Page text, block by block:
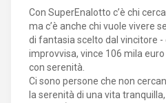
responsabilità. Il suo mestiere
spesso lontano da casa per
impegnativi e pause sempre
riservata, gentile e disponibile,
difficoltà con determinazione,
verso la famiglia e verso chi
una quotidianità concreta,
Con SuperEnalotto c’è chi
ma c’è anche chi vuole vivere
di fantasia scelto dal vincitore -
improvvisa, vince 106 mila
con serenità.
Ci sono persone che non
la serenità di una vita